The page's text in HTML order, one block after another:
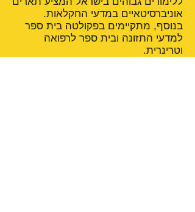
אוניברסיטאיים במדעי החקלאות.
בנוסף, מתקיימים בפקולטה בית ספר
למדעי התזונה ובית ספר לרפואה
וטרינרית.